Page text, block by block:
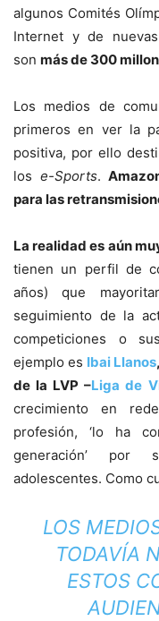
algunos Comités
Internet y de
son más de 300
Los medios de
primeros en ver la
positiva, por ello
los e-Sports.
para las
La realidad es aún
tienen un perfil de
años) que
seguimiento de la
competiciones o
ejemplo es Ibai Llanos
de la LVP –Liga de
crecimiento en
profesión, ‘lo ha
generación’ por
adolescentes. Como
LOS
TODAVÍA
ESTOS